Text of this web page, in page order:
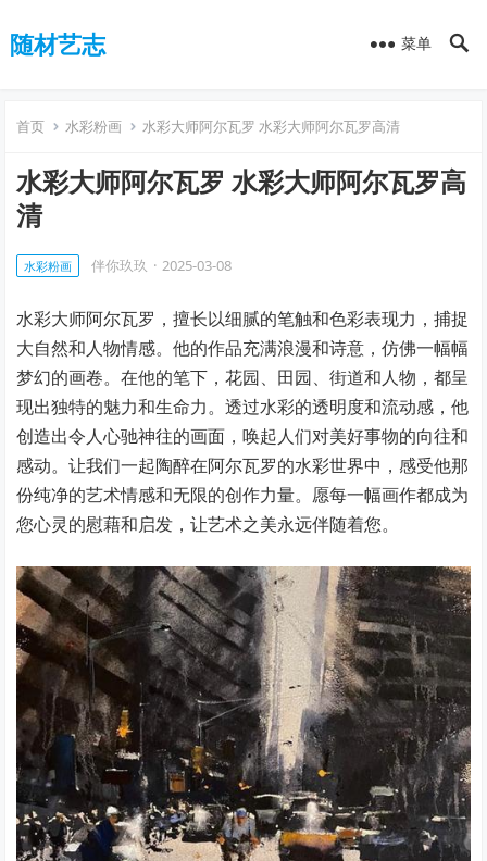
随材艺志 菜单
首页 水彩粉画 水彩大师阿尔瓦罗 水彩大师阿尔瓦罗高清
水彩大师阿尔瓦罗 水彩大师阿尔瓦罗高
清
水彩粉画 伴你玖玖 · 2025-03-08
水彩大师阿尔瓦罗，擅长以细腻的笔触和色彩表现力，捕捉
大自然和人物情感。他的作品充满浪漫和诗意，仿佛一幅幅
梦幻的画卷。在他的笔下，花园、田园、街道和人物，都呈
现出独特的魅力和生命力。透过水彩的透明度和流动感，他
创造出令人心驰神往的画面，唤起人们对美好事物的向往和
感动。让我们一起陶醉在阿尔瓦罗的水彩世界中，感受他那
份纯净的艺术情感和无限的创作力量。愿每一幅画作都成为
您心灵的慰藉和启发，让艺术之美永远伴随着您。